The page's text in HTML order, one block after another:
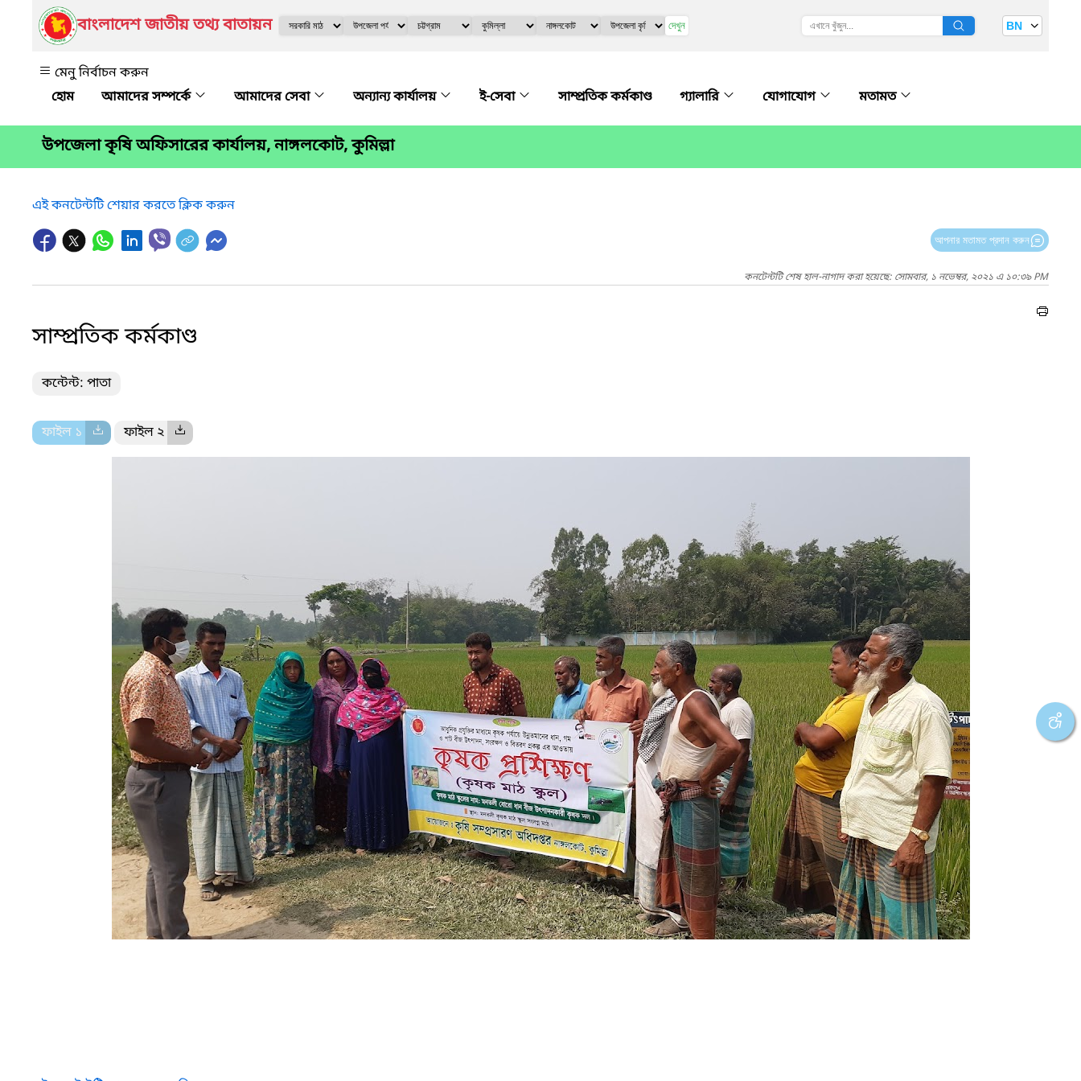
বাংলাদেশ জাতীয় তথ্য বাতায়ন দেখুন BN
মেনু নির্বাচন করুন
আমাদের সম্পর্কে
আমাদের সেবা অন্যান্য কার্যালয় ই-সেবা সাম্প্রতিক কর্মকাণ্ড গ্যালারি যোগাযোগ মতামত
উপজেলা কৃষি অফিসারের কার্যালয়, নাঙ্গলকোট, কুমিল্লা
এই কনটেন্টটি শেয়ার করতে ক্লিক করুন
আপনার মতামত প্রদান করুন
কনটেন্টটি শেষ হাল-নাগাদ করা হয়েছে: সোমবার, ১ নভেম্বর, ২০২১ এ ১০:৩৯ PM
সাম্প্রতিক কর্মকাণ্ড
কন্টেন্ট: পাতা
ফাইল ১ ফাইল ২